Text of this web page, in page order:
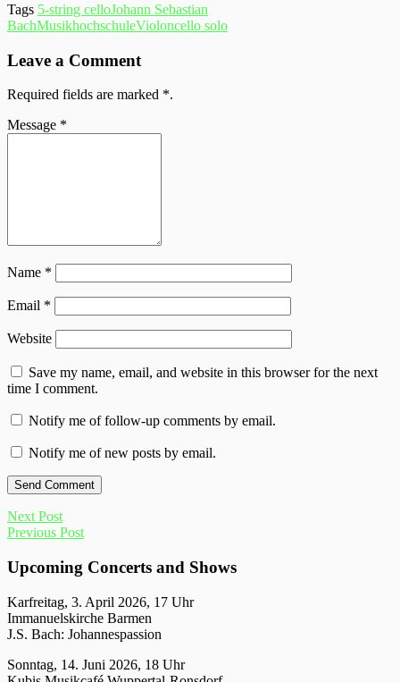
Tags 5-string celloJohann Sebastian
BachMusikhochschuleVioloncello solo
Leave a Comment
Required fields are marked *.
Message *
Name *
Email *
Website
Save my name, email, and website in this browser for the next
time I comment.
Notify me of follow-up comments by email.
Notify me of new posts by email.
Next Post
Previous Post
Upcoming Concerts and Shows
Karfreitag, 3. April 2026, 17 Uhr
Immanuelskirche Barmen
J.S. Bach: Johannespassion
Sonntag, 14. Juni 2026, 18 Uhr